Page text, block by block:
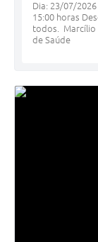
Dia: 23/07/
15:00 horas
todos. Marcílio
de Saúde